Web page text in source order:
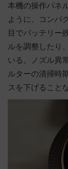
本機の操作パネ
ように、コンパ
目でバッテリー
ルを調整したり
いる。ノズル異
ルターの清掃時
スを下げること